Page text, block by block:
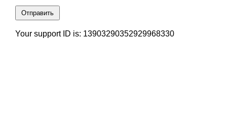
Отправить
Your support ID is: 13903290352929968330